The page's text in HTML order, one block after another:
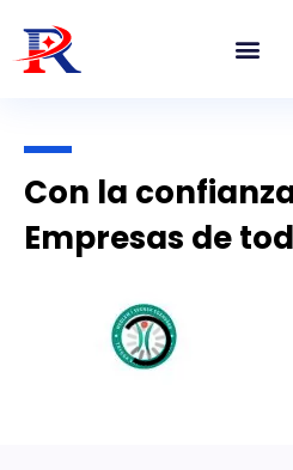
Con la
Empresas de